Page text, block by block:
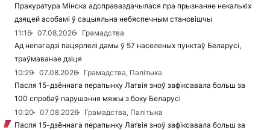
Пракуратура Мінска адсправаздачылася пра прызнанне некалькіх
дзяцей асобамі ў сацыяльна небяспечным становішчы
11:16
07.08.2026
Грамадства
Ад непагадзі пацярпелі дамы ў 57 населеных пунктаў Беларусі,
траўмаванае дзіця
10:29
07.08.2026
Грамадства, Палітыка
Пасля 15-дзённага перапынку Латвія зноў зафіксавала больш за
100 спробаў парушэння мяжы з боку Беларусі
10:20
07.08.2026
Грамадства, Палітыка
Пасля 15-дзённага перапынку Латвія зноў зафіксавала больш за